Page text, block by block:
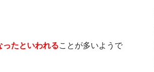
ったといわれることが多いようで